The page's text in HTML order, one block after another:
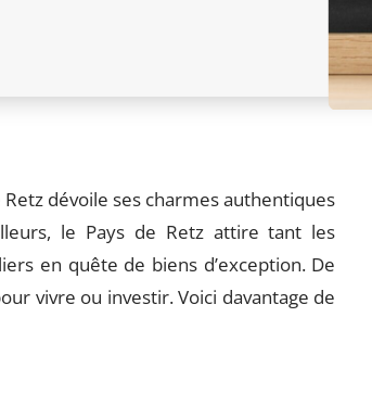
dévoile ses charmes authentiques
le Pays de Retz attire tant les
en quête de biens d’exception. De
vivre ou investir. Voici davantage de